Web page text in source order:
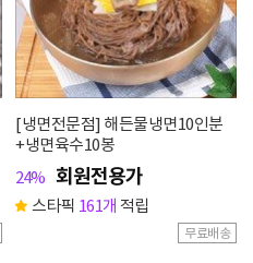
[냉면전문점] 해든물냉면10인분
+냉면육수10봉
24% 회원전용가
스타픽 161개 적립
무료배송